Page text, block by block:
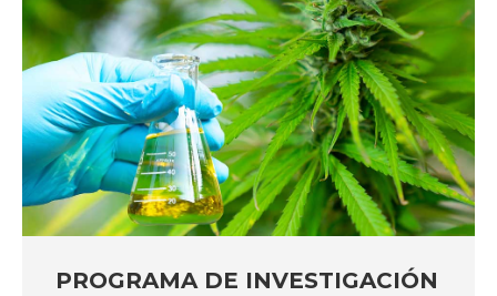
PROGRAMA DE INVESTIGACIÓN